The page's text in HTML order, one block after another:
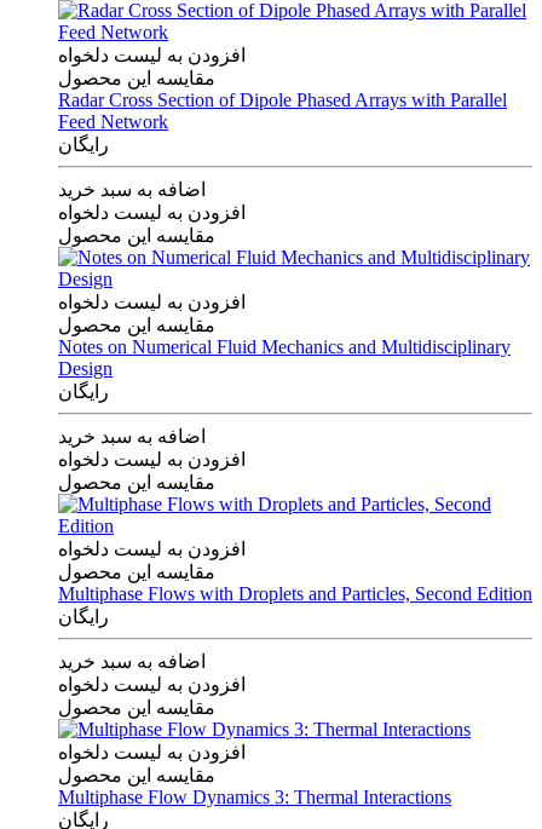
افزودن به لیست دلخواه
مقایسه این محصول
Radar Cross Section of Dipole Phased Arrays with Parallel
Feed Network
رایگان
اضافه به سبد خرید
افزودن به لیست دلخواه
مقایسه این محصول
افزودن به لیست دلخواه
مقایسه این محصول
Notes on Numerical Fluid Mechanics and Multidisciplinary
Design
رایگان
اضافه به سبد خرید
افزودن به لیست دلخواه
مقایسه این محصول
افزودن به لیست دلخواه
مقایسه این محصول
Multiphase Flows with Droplets and Particles, Second Edition
رایگان
اضافه به سبد خرید
افزودن به لیست دلخواه
مقایسه این محصول
افزودن به لیست دلخواه
مقایسه این محصول
Multiphase Flow Dynamics 3: Thermal Interactions
رایگان